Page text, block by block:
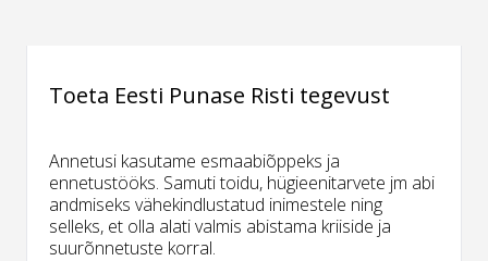
Toeta Eesti Punase Risti tegevust
Annetusi kasutame esmaabiõppeks ja
ennetustööks. Samuti toidu, hügieenitarvete jm abi
andmiseks vähekindlustatud inimestele ning
selleks, et olla alati valmis abistama kriiside ja
suurõnnetuste korral.